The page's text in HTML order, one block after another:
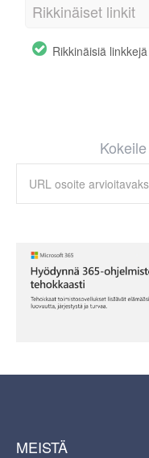
Rikkinäiset linkit
Rikkinäisiä
MEISTÄ